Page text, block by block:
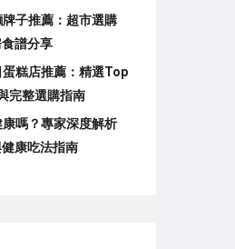
子推薦：超市選購
譜分享
蛋糕店推薦：精選Top
完整選購指南
康嗎？專家深度解析
康吃法指南